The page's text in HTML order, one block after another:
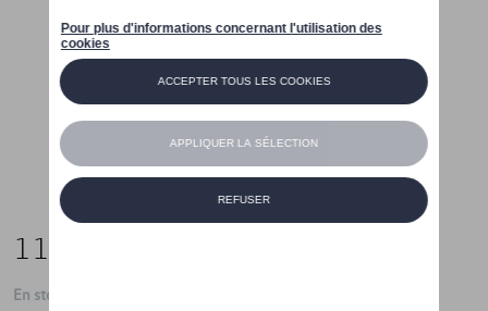
119,00 €
En stock